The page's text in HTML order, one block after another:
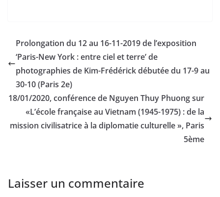
Prolongation du 12 au 16-11-2019 de l’exposition
‘Paris-New York : entre ciel et terre’ de
photographies de Kim-Frédérick débutée du 17-9 au
30-10 (Paris 2e)
18/01/2020, conférence de Nguyen Thuy Phuong sur
«L’école française au Vietnam (1945-1975) : de la
mission civilisatrice à la diplomatie culturelle », Paris
5ème
Laisser un commentaire